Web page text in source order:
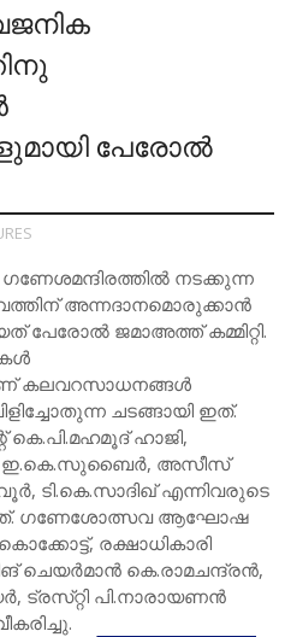
പേരോല്‍
നടക്കുന്ന
അന്നദാനമൊരുക്കാന്‍
ജമാഅത്ത്‌ കമ്മിറ്റി.
കലവറസാധനങ്ങള്‍
ചടങ്ങായി ഇത്‌.
കെ.പി.മഹമൂദ്‌ ഹാജി,
ഇ.കെ.സുബൈര്‍, അസീസ്‌
ടി.കെ.സാദിഖ്‌ എന്നിവരുടെ
ഗണേശോത്സവ ആഘോഷ
രക്ഷാധികാരി
ചെയര്‍മാന്‍ കെ.രാമചന്ദ്രന്‍,
ട്രസ്‌റ്റി പി.നാരായണന്‍